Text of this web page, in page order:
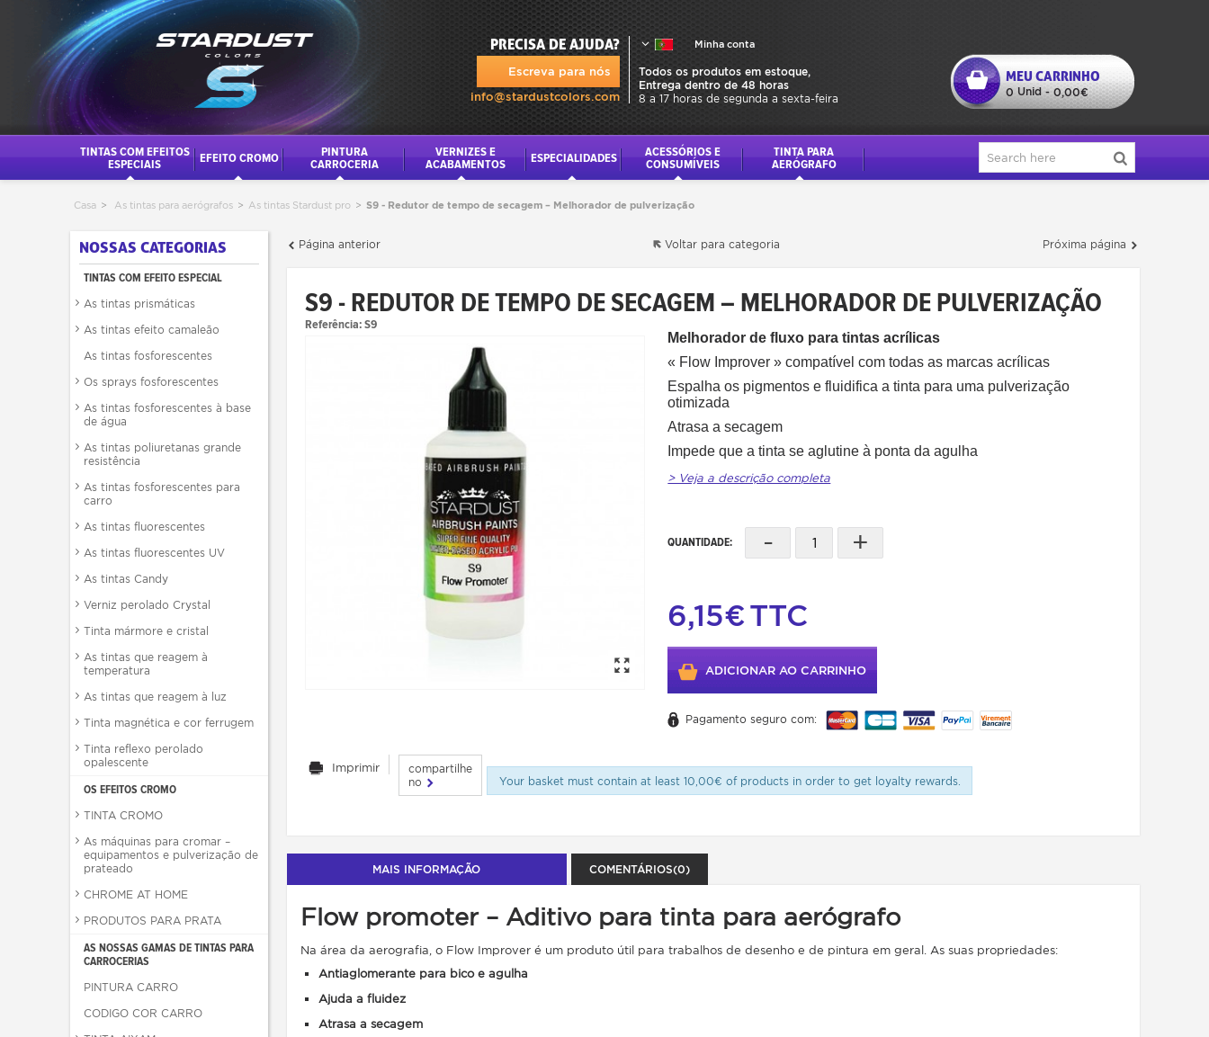
MEU CARRINHO
0 Unid - 0,00€
PRECISA DE AJUDA?
Escreva para nós
info@stardustcolors.com
Minha conta
Todos os produtos em estoque,
Entrega dentro de 48 horas
8 a 17 horas de segunda a sexta-feira
TINTAS COM EFEITOS
ESPECIAIS
EFEITO CROMO
PINTURA
CARROCERIA
VERNIZES E
ACABAMENTOS
ESPECIALIDADES
ACESSÓRIOS E
CONSUMÍVEIS
TINTA PARA
AERÓGRAFO
Casa > As tintas para aerógrafos > As tintas Stardust pro > S9 - Redutor de tempo de secagem – Melhorador de pulverização
NOSSAS CATEGORIAS
TINTAS COM EFEITO ESPECIAL
As tintas prismáticas
As tintas efeito camaleão
As tintas fosforescentes
Os sprays fosforescentes
As tintas fosforescentes à base
de água
As tintas poliuretanas grande
resistência
As tintas fosforescentes para
carro
As tintas fluorescentes
As tintas fluorescentes UV
As tintas Candy
Verniz perolado Crystal
Tinta mármore e cristal
As tintas que reagem à
temperatura
As tintas que reagem à luz
Tinta magnética e cor ferrugem
Tinta reflexo perolado
opalescente
OS EFEITOS CROMO
TINTA CROMO
As máquinas para cromar –
equipamentos e pulverização de
prateado
CHROME AT HOME
PRODUTOS PARA PRATA
AS NOSSAS GAMAS DE TINTAS PARA
CARROCERIAS
PINTURA CARRO
CODIGO COR CARRO
Página anterior Próxima página
Voltar para categoria
S9 - REDUTOR DE TEMPO DE SECAGEM – MELHORADOR DE PULVERIZAÇÃO
Referência:S9
Melhorador de fluxo para tintas acrílicas
« Flow Improver » compatível com todas as marcas acrílicas
Espalha os pigmentos e fluidifica a tinta para uma pulverização
otimizada
Atrasa a secagem
Impede que a tinta se aglutine à ponta da agulha
> Veja a descrição completa
QUANTIDADE: - +
6,15€TTC
ADICIONAR AO CARRINHO
Pagamento seguro com:
Imprimir
compartilhe
no
Your basket must contain at least 10,00€ of products in order to get loyalty rewards.
MAIS INFORMAÇÃO COMENTÁRIOS(0)
Flow promoter – Aditivo para tinta para aerógrafo
Na área da aerografia, o Flow Improver é um produto útil para trabalhos de desenho e de pintura em geral. As suas propriedades:
Antiaglomerante para bico e agulha
Ajuda a fluidez
Atrasa a secagem